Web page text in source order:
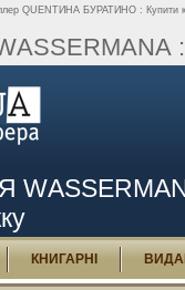
QUENТИНА БУРАТИНО : Купити
КНИГАРНІ